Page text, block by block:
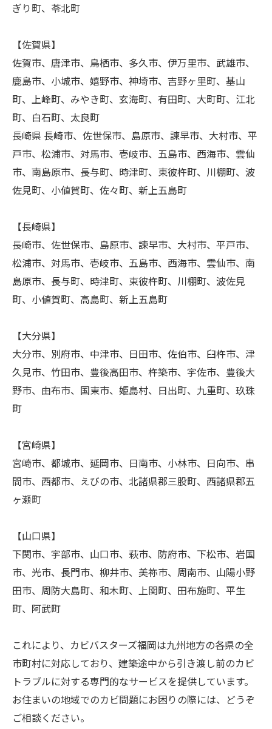
ぎり町、苓北町
【佐賀県】
佐賀市、唐津市、鳥栖市、多久市、伊万里市、武雄市、
鹿島市、小城市、嬉野市、神埼市、吉野ヶ里町、基山
町、上峰町、みやき町、玄海町、有田町、大町町、江北
町、白石町、太良町
長崎県 長崎市、佐世保市、島原市、諫早市、大村市、平
戸市、松浦市、対馬市、壱岐市、五島市、西海市、雲仙
市、南島原市、長与町、時津町、東彼杵町、川棚町、波
佐見町、小値賀町、佐々町、新上五島町
【長崎県】
長崎市、佐世保市、島原市、諫早市、大村市、平戸市、
松浦市、対馬市、壱岐市、五島市、西海市、雲仙市、南
島原市、長与町、時津町、東彼杵町、川棚町、波佐見
町、小値賀町、高島町、新上五島町
【大分県】
大分市、別府市、中津市、日田市、佐伯市、臼杵市、津
久見市、竹田市、豊後高田市、杵築市、宇佐市、豊後大
野市、由布市、国東市、姫島村、日出町、九重町、玖珠
町
【宮崎県】
宮崎市、都城市、延岡市、日南市、小林市、日向市、串
間市、西都市、えびの市、北諸県郡三股町、西諸県郡五
ヶ瀬町
【山口県】
下関市、宇部市、山口市、萩市、防府市、下松市、岩国
市、光市、長門市、柳井市、美祢市、周南市、山陽小野
田市、周防大島町、和木町、上関町、田布施町、平生
町、阿武町
これにより、カビバスターズ福岡は九州地方の各県の全
市町村に対応しており、建築途中から引き渡し前のカビ
トラブルに対する専門的なサービスを提供しています。
お住まいの地域でのカビ問題にお困りの際には、どうぞ
ご相談ください。